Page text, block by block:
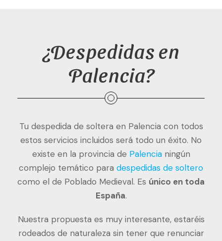
¿Despedidas en
Palencia?
Tu despedida de soltera en Palencia con todos
estos servicios incluidos será todo un éxito. No
existe en la provincia de Palencianingún
complejo temático para despedidas de soltero
como el de Poblado Medieval. Es único en toda
España.
Nuestra propuesta es muy interesante, estaréis
rodeados de naturaleza sin tener que renunciar